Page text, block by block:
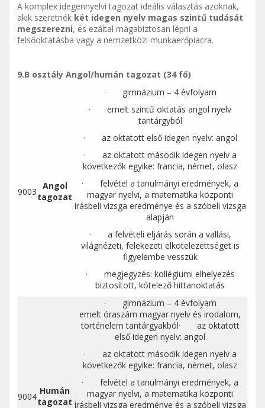
A komplex idegennyelvi tagozat ideális választás azoknak,
akik szeretnék két idegen nyelv magas szintű tudását
megszerezni, és ezáltal magabiztosan lépni a
felsőoktatásba vagy a nemzetközi munkaerőpiacra.
9.B osztály Angol/humán tagozat (34 fő)
9003
Angol
tagozat
· gimnázium – 4 évfolyam
· emelt szintű oktatás angol nyelv
tantárgyból
· az oktatott első idegen nyelv: angol
· az oktatott második idegen nyelv a
következők egyike: francia, német, olasz
· felvétel a tanulmányi eredmények, a
magyar nyelvi, a matematika központi
írásbeli vizsga eredménye és a szóbeli vizsga
alapján
· a felvételi eljárás során a vallási,
világnézeti, felekezeti elkötelezettséget is
figyelembe vesszük
· megjegyzés: kollégiumi elhelyezés
biztosított, kötelező hittanoktatás
9004
Humán
tagozat
· gimnázium – 4 évfolyam
emelt óraszám magyar nyelv és irodalom,
történelem tantárgyakból· az oktatott
első idegen nyelv: angol
· az oktatott második idegen nyelv a
következők egyike: francia, német, olasz
· felvétel a tanulmányi eredmények, a
magyar nyelvi, a matematika központi
írásbeli vizsga eredménye és a szóbeli vizsga